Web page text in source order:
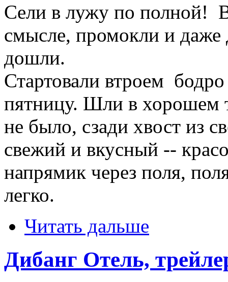
Сели в лужу по полной!
смысле, промокли и
дошли.
Стартовали втроем
пятницу. Шли в хорошем
не было, сзади хвост из
свежий и вкусный --
напрямик через поля,
легко.
Читать дальше
Дибанг Отель,